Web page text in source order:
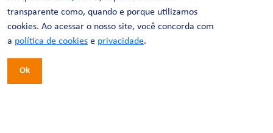
transparente como, quando e porque utilizamos
cookies. Ao acessar o nosso site, você concorda com
a política de cookies e privacidade.
Ok